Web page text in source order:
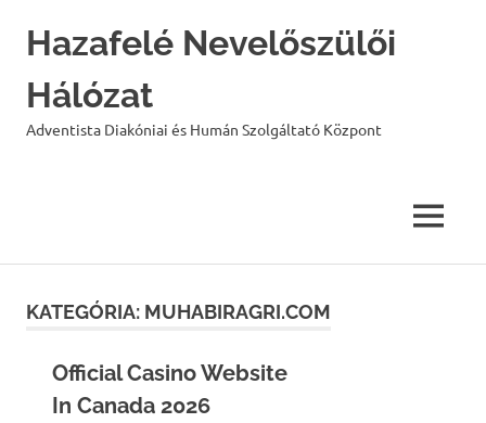
content
Hazafelé Nevelőszülői
Hálózat
Adventista Diakóniai és Humán Szolgáltató Központ
MENU
KATEGÓRIA: MUHABIRAGRI.COM
Official Casino Website
In Canada 2026